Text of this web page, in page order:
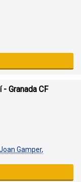
Granada CF
Gamper,